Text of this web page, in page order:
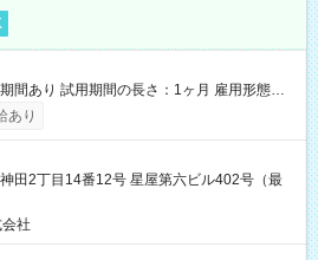
期間あり 試用期間の長さ：1ヶ月 雇用形態、
じです。
あり
田2丁目14番12号 星屋第六ビル402号（最
社